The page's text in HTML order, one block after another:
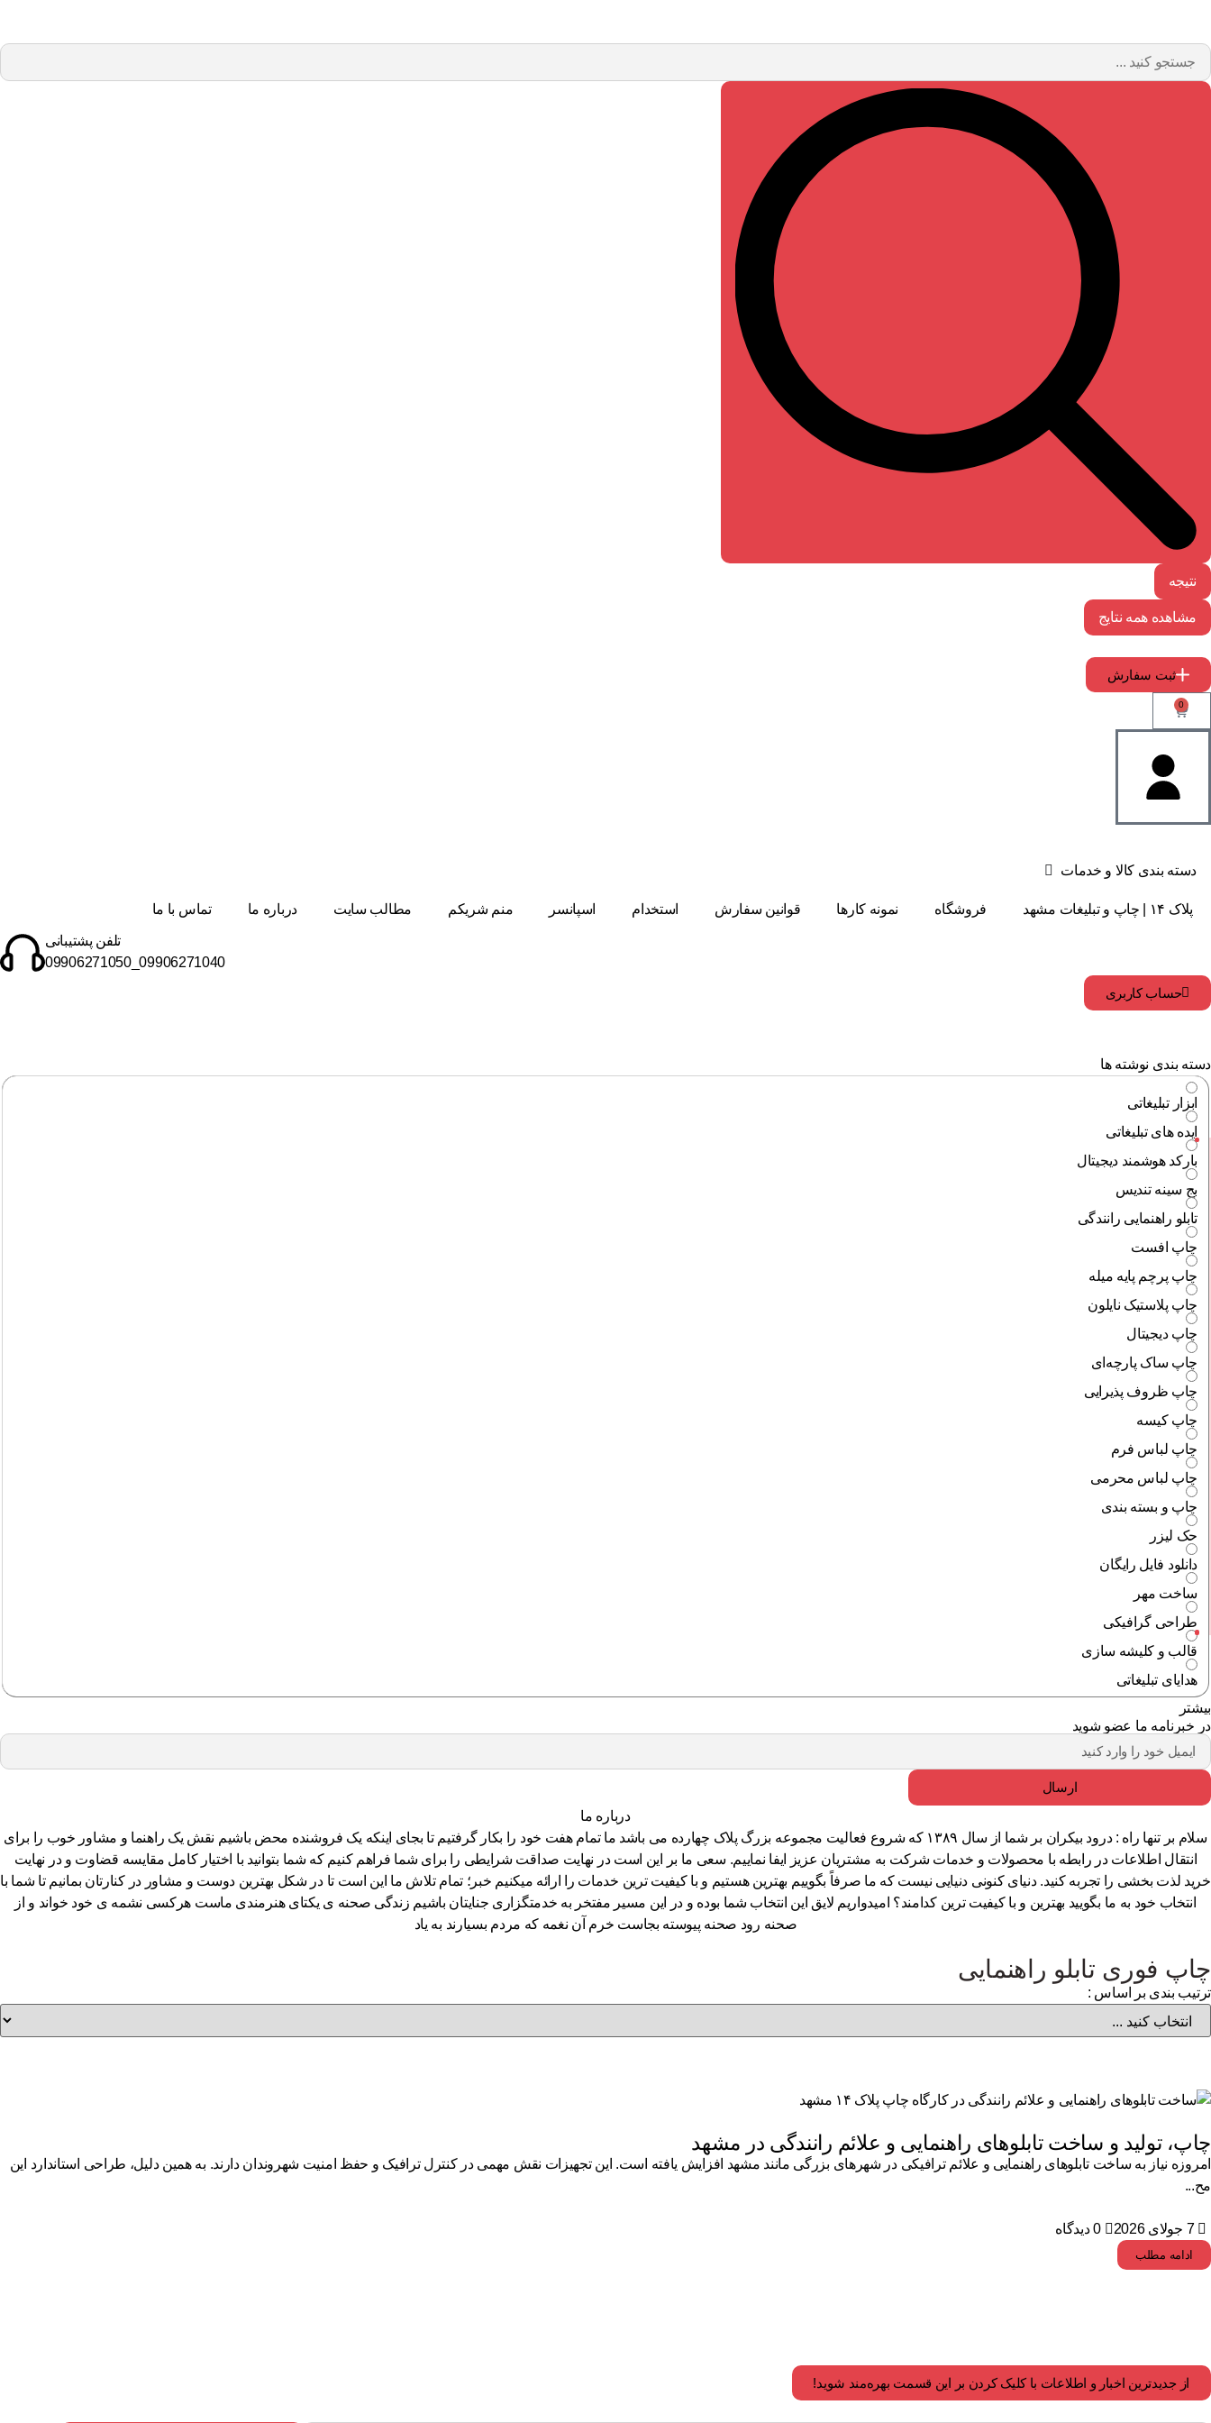
نتیجه
مشاهده همه نتایج
ثبت سفارش
0
دسته بندی کالا و خدمات
پلاک ۱۴ | چاپ و تبلیغات مشهد فروشگاه نمونه کارها قوانین سفارش استخدام اسپانسر منم شریکم مطالب سایت درباره ما تماس با ما
تلفن پشتیبانی
09906271040_09906271050
حساب کاربری
دسته بندی نوشته ها
ابزار تبلیغاتی
ایده های تبلیغاتی
بارکد هوشمند دیجیتال
بج سینه تندیس
تابلو راهنمایی رانندگی
چاپ افست
چاپ پرچم پایه میله
چاپ پلاستیک نایلون
چاپ دیجیتال
چاپ ساک پارچه‌ای
چاپ ظروف پذیرایی
چاپ کیسه
چاپ لباس فرم
چاپ لباس محرمی
چاپ و بسته بندی
حک لیزر
دانلود فایل رایگان
ساخت مهر
طراحی گرافیکی
قالب و کلیشه سازی
هدایای تبلیغاتی
بیشتر
در خبرنامه ما عضو شوید
ارسال
درباره ما
سلام بر تنها راه : درود بیکران بر شما از سال ۱۳۸۹ که شروع فعالیت مجموعه بزرگ پلاک چهارده می باشد ما تمام هفت خود را بکار گرفتیم تا بجای اینکه یک فروشنده محض باشیم نقش یک راهنما و مشاور خوب را برای
انتقال اطلاعات در رابطه با محصولات و خدمات شرکت به مشتریان عزیز ایفا نماییم. سعی ما بر این است در نهایت صداقت شرایطی را برای شما فراهم کنیم که شما بتوانید با اختیار کامل مقایسه قضاوت و در نهایت
خرید لذت بخشی را تجربه کنید. دنیای کنونی دنیایی نیست که ما صرفاً بگوییم بهترین هستیم و با کیفیت ترین خدمات را ارائه میکنیم خبر؛ تمام تلاش ما این است تا در شکل بهترین دوست و مشاور در کنارتان بمانیم تا شما با
انتخاب خود به ما بگویید بهترین و با کیفیت ترین کدامند؟ امیدواریم لایق این انتخاب شما بوده و در این مسیر مفتخر به خدمتگزاری جنایتان باشیم زندگی صحنه ی یکتای هنرمندی ماست هرکسی نشمه ی خود خواند و از
صحنه رود صحنه پیوسته بجاست خرم آن نغمه که مردم بسیارند به یاد
چاپ فوری تابلو راهنمایی
ترتیب بندی بر اساس :
چاپ، تولید و ساخت تابلوهای راهنمایی و علائم رانندگی در مشهد
امروزه نیاز به ساخت تابلوهای راهنمایی و علائم ترافیکی در شهرهای بزرگی مانند مشهد افزایش یافته است. این تجهیزات نقش مهمی در کنترل ترافیک و حفظ امنیت شهروندان دارند. به همین دلیل، طراحی استاندارد این
مح...
7 جولای 2026 0 دیدگاه
ادامه مطلب
از جدیدترین اخبار و اطلاعات با کلیک کردن بر این قسمت بهره‌مند شوید!